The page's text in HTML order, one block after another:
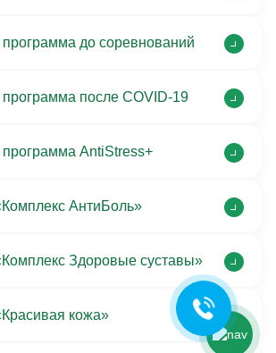
Здравствуйте! Готова помочь
до соревнований
после COVID-19
AntiStress+
АнтиБоль»
Здоровые суставы»
кожа»